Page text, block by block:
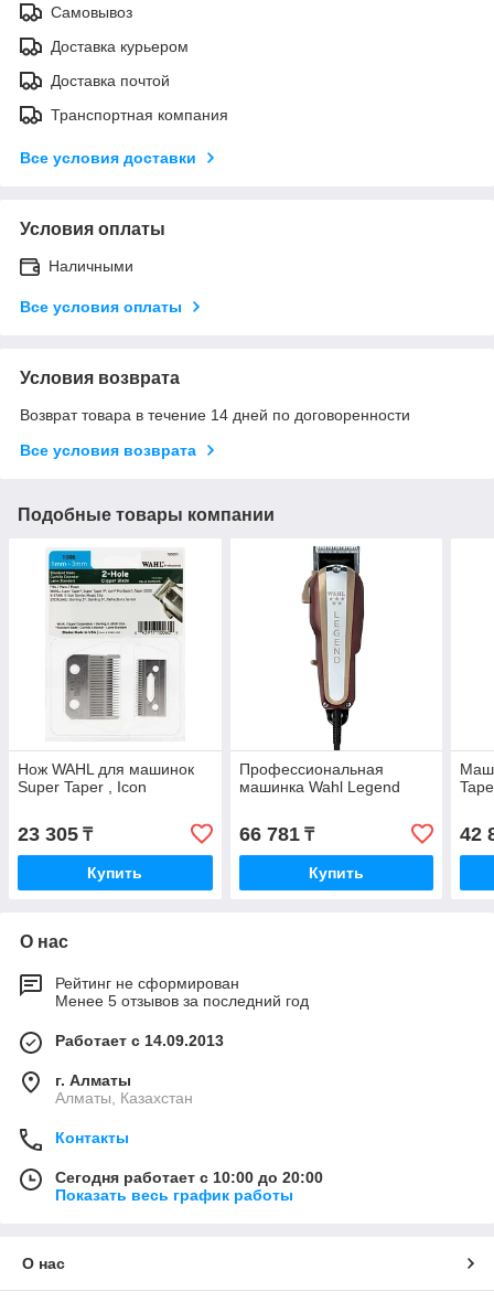
Самовывоз
Доставка курьером
Доставка почтой
Транспортная компания
Все условия доставки
Условия оплаты
Наличными
Все условия оплаты
Условия возврата
Возврат товара в течение 14 дней по договоренности
Все условия возврата
Подобные товары компании
Нож WAHL для машинок
Super Taper , Icon
23 305 ₸
Купить
Профессиональная
машинка Wahl Legend
66 781₸
Купить
42
О нас
Рейтинг не сформирован
Менее 5 отзывов за последний год
Работает с 14.09.2013
г. Алматы
Алматы, Казахстан
Контакты
Сегодня работает с 10:00 до 20:00
Показать весь график работы
О нас